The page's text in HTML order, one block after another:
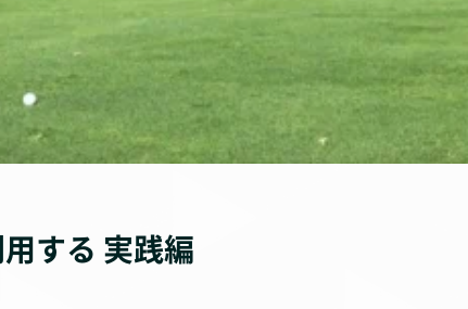
する 実践編